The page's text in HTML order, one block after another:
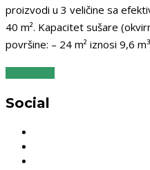
proizvodi u 3 veličine sa
40 m². Kapacitet sušare
površine: – 24 m² iznosi 9,6
Social